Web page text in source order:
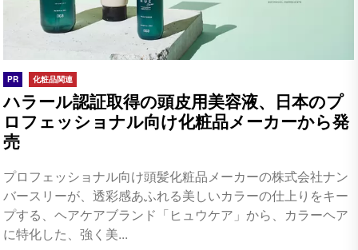
PR 化粧品関連
ハラール認証取得の頭皮用美容液、日本のプ
ロフェッショナル向け化粧品メーカーから発
売
プロフェッショナル向け頭髪化粧品メーカーの株式会社ナン
バースリーが、透彩感あふれる美しいカラーの仕上りをキー
プする、ヘアケアブランド「ヒュウケア」から、カラーヘア
に特化した、強く美...